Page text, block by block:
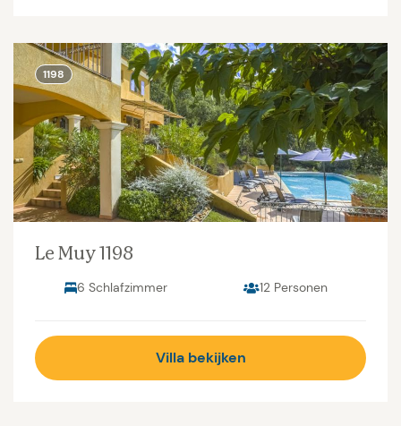
1198
Le Muy 1198
6 Schlafzimmer 12 Personen
Villa bekijken